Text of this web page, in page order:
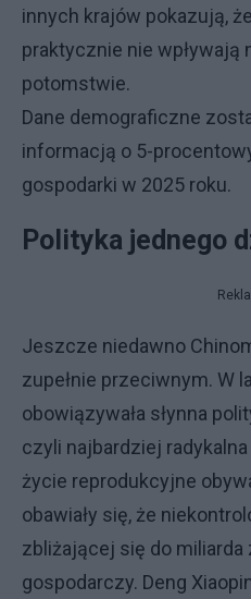
innych krajów pokazują,
praktycznie nie wpływają
potomstwie.
Dane demograficzne
informacją o 5-
gospodarki w 2025 roku.
Polityka jednego
Jeszcze niedawno
zupełnie przeciwnym. W
obowiązywała słynna
czyli najbardziej
życie reprodukcyjne
obawiały się, że
zbliżającej się do
gospodarczy. Deng